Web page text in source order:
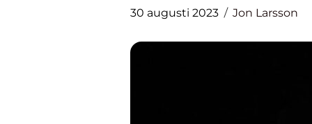
30 augusti 2023 Jon Larsson